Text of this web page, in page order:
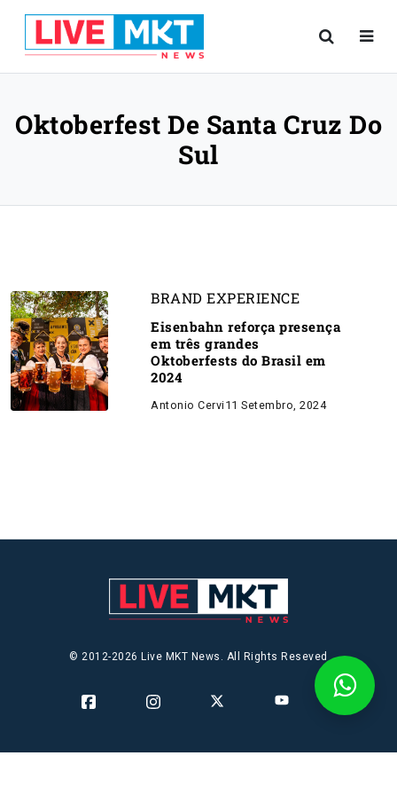
Oktoberfest De Santa Cruz Do
Sul
BRAND EXPERIENCE
Eisenbahn reforça presença
em três grandes
Oktoberfests do Brasil em
2024
Antonio Cervi 11 Setembro, 2024
© 2012-2026 Live MKT News. All Rights Reseved